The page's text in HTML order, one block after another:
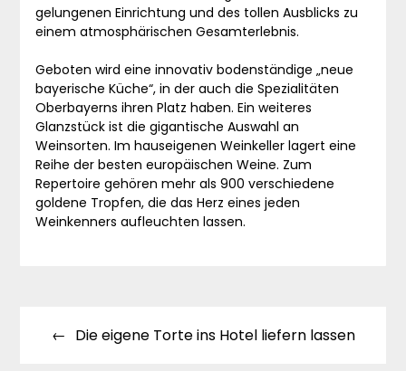
gelungenen Einrichtung und des tollen Ausblicks zu
einem atmosphärischen Gesamterlebnis.
Geboten wird eine innovativ bodenständige „neue
bayerische Küche“, in der auch die Spezialitäten
Oberbayerns ihren Platz haben. Ein weiteres
Glanzstück ist die gigantische Auswahl an
Weinsorten. Im hauseigenen Weinkeller lagert eine
Reihe der besten europäischen Weine. Zum
Repertoire gehören mehr als 900 verschiedene
goldene Tropfen, die das Herz eines jeden
Weinkenners aufleuchten lassen.
Die eigene Torte ins Hotel liefern lassen